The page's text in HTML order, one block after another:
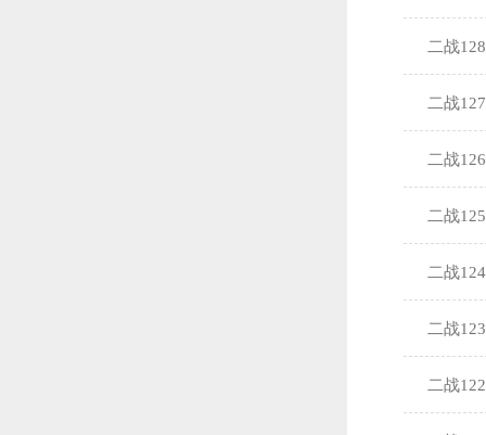
二战
二战
二战
二战
二战
二战
二战